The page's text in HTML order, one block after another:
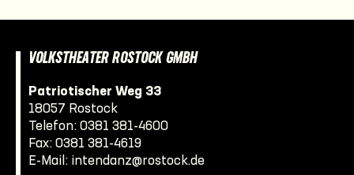
VOLKSTHEATER ROSTOCK GMBH
Patriotischer Weg 33
18057 Rostock
Telefon: 0381 381-4600
Fax: 0381 381-4619
E-Mail: intendanz@rostock.de